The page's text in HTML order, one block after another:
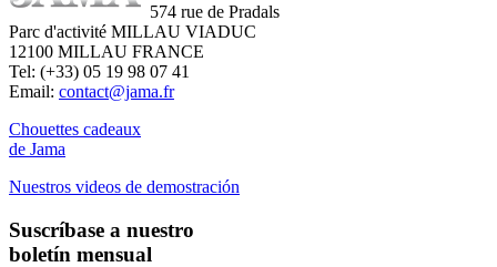
574 rue de Pradals
Parc d'activité MILLAU VIADUC
12100 MILLAU FRANCE
Tel: (+33) 05 19 98 07 41
Email: contact@jama.fr
Chouettes cadeaux
de Jama
Nuestros videos de demostración
Suscríbase a nuestro
boletín mensual